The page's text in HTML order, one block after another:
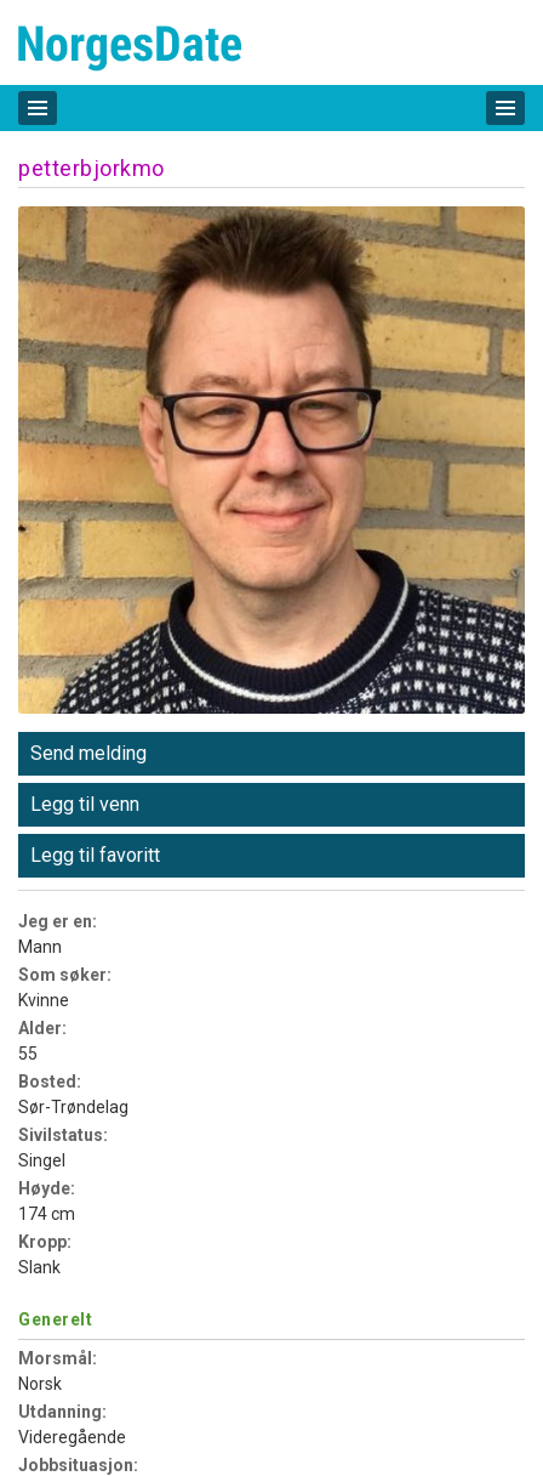
petterbjorkmo
Send melding
Legg til venn
Legg til favoritt
Jeg er en:
Mann
Som søker:
Kvinne
Alder:
55
Bosted:
Sør-Trøndelag
Sivilstatus:
Singel
Høyde:
174 cm
Kropp:
Slank
Generelt
Morsmål:
Norsk
Utdanning:
Videregående
Jobbsituasjon: